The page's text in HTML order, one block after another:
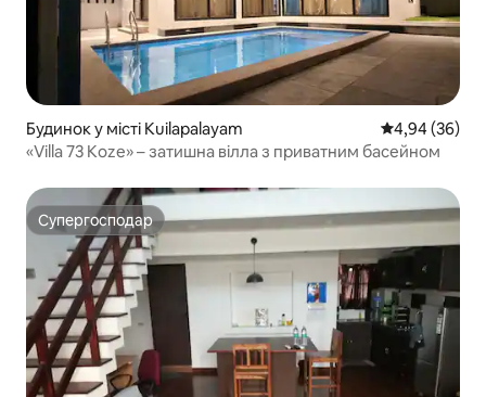
Будинок у місті Kuilapalayam Середня
4,94 (36)
«Villa 73 Koze» – затишна вілла з приватним басейном
Супергосподар
Супергосподар